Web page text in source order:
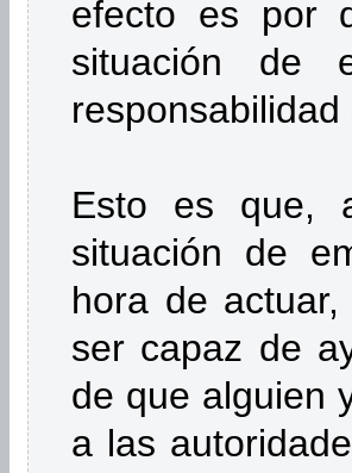
efecto es por
situación de
Esto es que,
situación de
hora de
ser capaz de
de que alguien
a las